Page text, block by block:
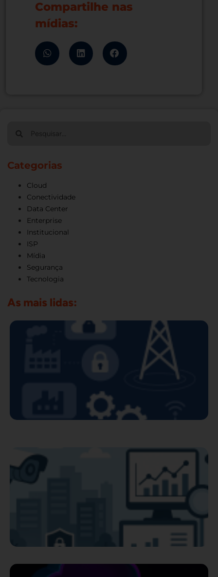
Compartilhe nas
mídias:
Categorias
Cloud
Conectividade
Data Center
Enterprise
Institucional
ISP
Mídia
Segurança
Tecnologia
As mais lidas: